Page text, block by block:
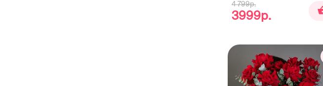
4 799р.
3999р.